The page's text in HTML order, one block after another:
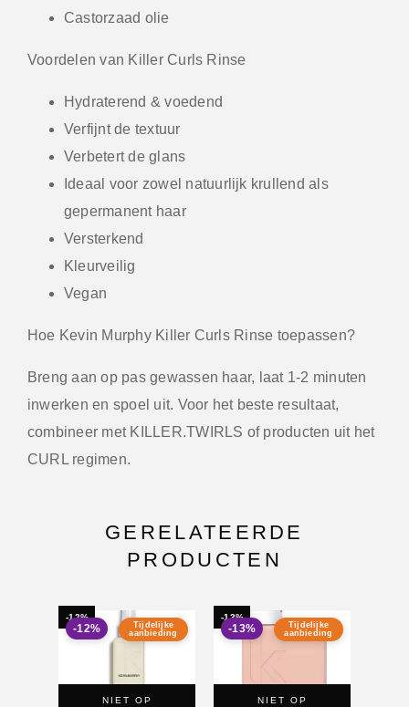
Castorzaad olie
Voordelen van Killer Curls Rinse
Hydraterend & voedend
Verfijnt de textuur
Verbetert de glans
Ideaal voor zowel natuurlijk krullend als
gepermanent haar
Versterkend
Kleurveilig
Vegan
Hoe Kevin Murphy Killer Curls Rinse toepassen?
Breng aan op pas gewassen haar, laat 1-2 minuten
inwerken en spoel uit. Voor het beste resultaat,
combineer met KILLER.TWIRLS of producten uit het
CURL regimen.
GERELATEERDE
PRODUCTEN
-12%
Tijdelijke
aanbieding
-12%
NIET OP
-13%
Tijdelijke
aanbieding
-13%
NIET OP